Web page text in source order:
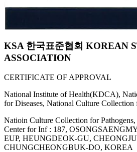
KSA 한국표준협회 KOREAN
ASSOCIATION
CERTIFICATE OF APPROVAL
National Institute of Health(KDCA),
for Diseases, National Culture Collection
Natioin Culture Collection for Pathogens,
Center for Inf : 187,
EUP, HEUNGDEOK-GU,
CHUNGCHEONGBUK-DO, KOREA